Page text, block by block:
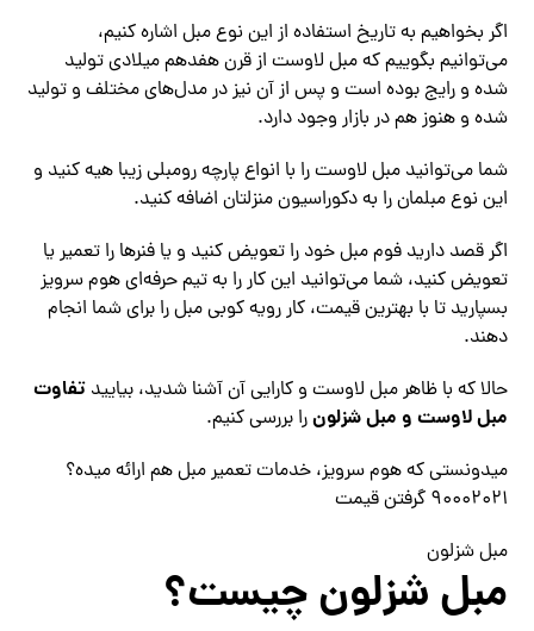
اگر بخواهیم به تاریخ استفاده از این نوع مبل اشاره کنیم،
می‌توانیم بگوییم که مبل لاوست از قرن هفدهم میلادی تولید
شده و رایج بوده است و پس از آن نیز در مدل‌های مختلف و تولید
شده و هنوز هم در بازار وجود دارد.
شما می‌توانید مبل لاوست را با انواع پارچه رومبلی زیبا هیه کنید و
این نوع مبلمان را به دکوراسیون منزلتان اضافه کنید.
اگر قصد دارید فوم مبل خود را تعویض کنید و یا فنرها را تعمیر یا
تعویض کنید، شما می‌توانید این کار را به تیم حرفه‌ای هوم سرویز
بسپارید تا با بهترین قیمت، کار رویه کوبی مبل را برای شما انجام
دهند.
حالا که با ظاهر مبل لاوست و کارایی آن آشنا شدید، بیاییدتفاوت
مبل لاوست و مبل شزلونرا بررسی کنیم.
میدونستی که هوم سرویز، خدمات تعمیر مبل هم ارائه میده؟
۹۰۰۰۲۰۲۱ گرفتن قیمت
مبل شزلون
مبل شزلون چیست؟